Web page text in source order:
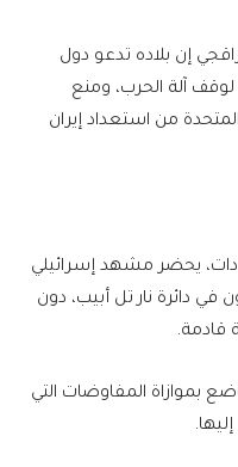
إن بلاده تدعو دول
آلة الحرب، ومنع
من استعداد إيران
يحضر مشهد إسرائيلي
في دائرة نار تل أبيب، دون
قادمة.
بموازاة المفاوضات التي